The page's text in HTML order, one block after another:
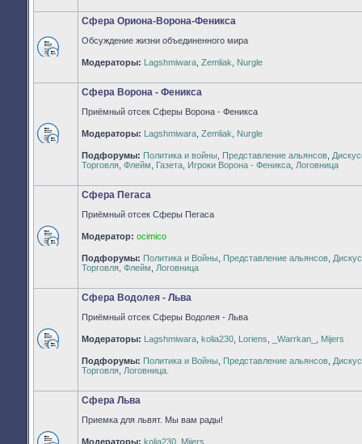
Нет
непрочитанных
Сфера Ориона-Ворона-Феникса
Обсуждение жизни объединенного мира
Модераторы: Lagshmiwara Zemliak Nurgle
непрочитанных
сообщений
Сфера Ворона - Феникса
Приёмный отсек Сферы Ворона - Феникса
Модераторы: Lagshmiwara Zemliak Nurgle
Подфорумы: Политика и войны Представление альянсов
Торговля Флейм Газета Игроки Ворона - Феникса Логовница
непрочитанных
сообщений
Сфера Пегаса
Приёмный отсек Сферы Пегаса
Модератор: ocimico
Подфорумы: Политика и Войны Представление альянсов
Торговля Флейм Логовница
непрочитанных
сообщений
Сфера Водолея - Льва
Приёмный отсек Сферы Водолея - Льва
Модераторы: Lagshmiwara kolia230 Loriens _Warrkan_ Mijers
Подфорумы: Политика и Войны Представление альянсов
Торговля Логовница.
Сфера Льва
Приемка для львят. Мы вам рады!
Модераторы: kolia230 Mijers